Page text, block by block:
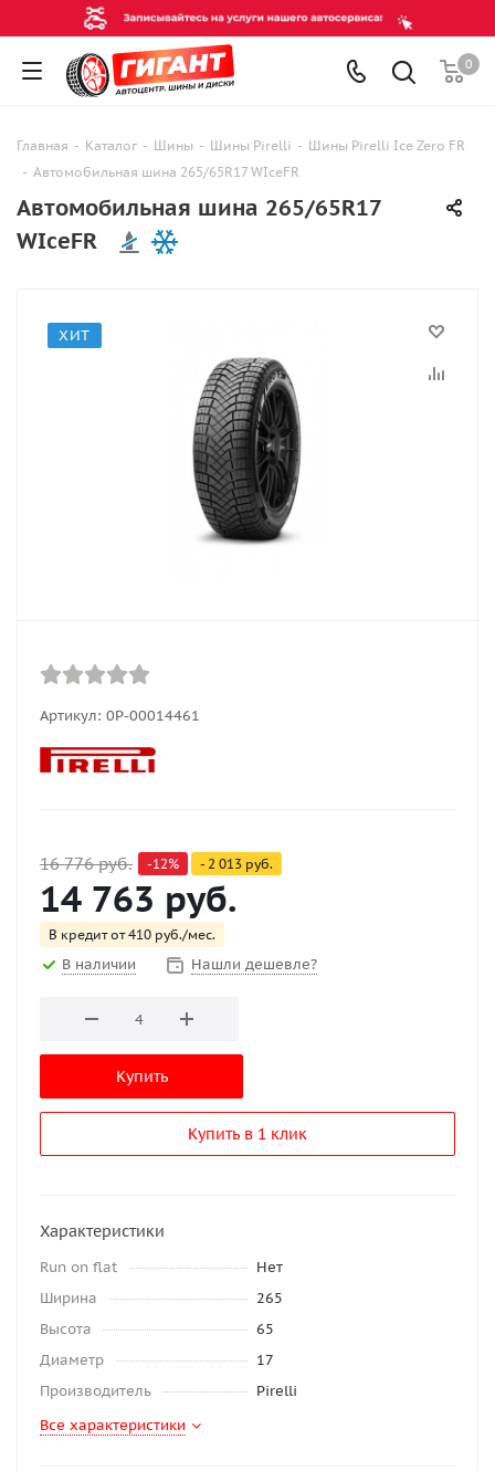
0
Главная - Каталог - Шины - Шины Pirelli - Шины Pirelli Ice Zero FR
- Автомобильная шина 265/65R17 WIceFR
Автомобильная шина 265/65R17
WIceFR
ХИТ
Артикул: 0Р-00014461
16 776руб. -12% - 2 013 руб.
14 763 руб.
В кредит от 410 руб./мес.
В наличии Нашли дешевле?
Купить
Купить в 1 клик
Характеристики
Run on flat
Нет
Ширина
265
Высота
65
Диаметр
17
Производитель
Pirelli
Все характеристики